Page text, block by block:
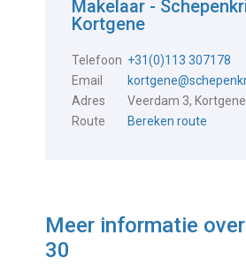
Makelaar -
Kortgene
Telefoon +31(0)113 307178
Email
Adres
Veerdam 3,
Route
Bereken route
Meer informatie
30